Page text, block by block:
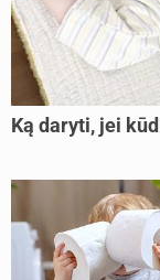
Ką daryti, jei